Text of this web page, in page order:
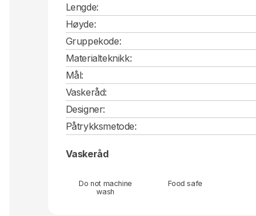
Lengde:
Høyde:
Gruppekode:
Materialteknikk:
Mål:
Vaskeråd:
Designer:
Påtrykksmetode:
Vaskeråd
Do not machine
wash
Food safe